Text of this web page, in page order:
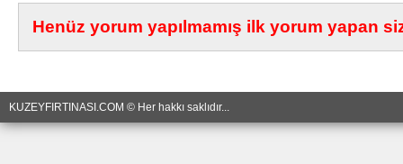
Henüz yorum yapılmamış ilk yorum yapan
KUZEYFIRTINASI.COM © Her hakkı saklıdır...